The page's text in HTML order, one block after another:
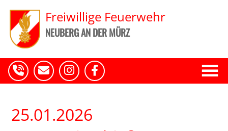
Freiwillige Feuerwehr
NEUBERG AN DER MÜRZ
25.01.2026